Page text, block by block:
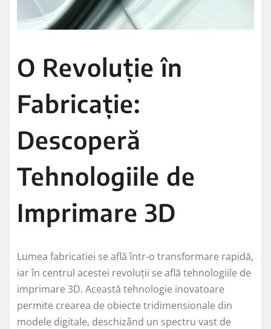
O Revoluție în
Fabricație:
Descoperă
Tehnologiile de
Imprimare 3D
Lumea fabricatiei se află într-o transformare rapidă,
iar în centrul acestei revoluții se află tehnologiile de
imprimare 3D. Această tehnologie inovatoare
permite crearea de obiecte tridimensionale din
modele digitale, deschizând un spectru vast de